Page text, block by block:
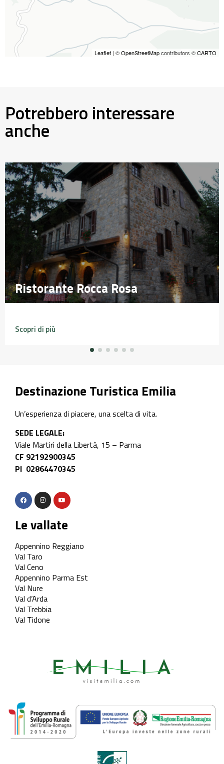
Leaflet | ©OpenStreetMapcontributors ©CARTO
Potrebbero interessare
anche
Ristorante Rocca Rosa
Ristorante Rocca Rosa
Scopri di più
Destinazione Turistica Emilia
Un’esperienza di piacere, una scelta di vita.
SEDE LEGALE:
Viale Martiri della Libertà, 15 – Parma
CF 92192900345
PI 02864470345
Le vallate
Appennino Reggiano
Val Taro
Val Ceno
Appennino Parma Est
Val Nure
Val d’Arda
Val Trebbia
Val Tidone